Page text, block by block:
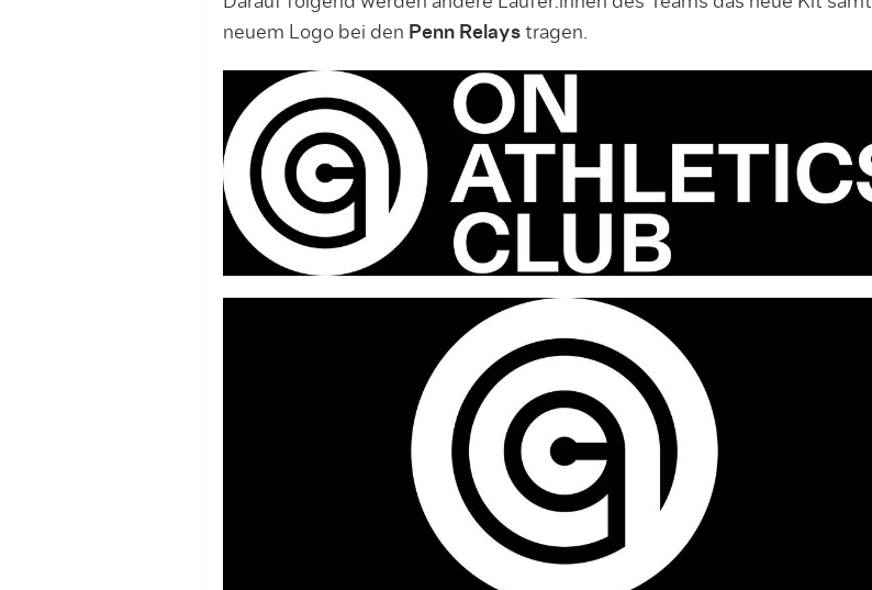
neuem Logo bei den Penn Relaystragen.